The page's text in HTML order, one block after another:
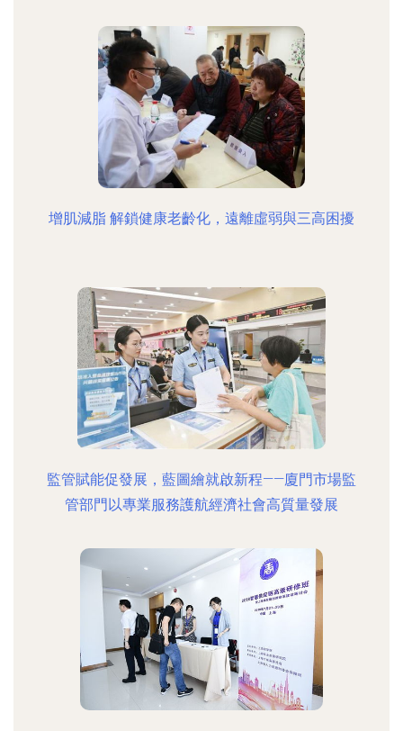
增肌減脂 解鎖健康老齡化，遠離虛弱與三高困擾
監管賦能促發展，藍圖繪就啟新程——廈門市場監
管部門以專業服務護航經濟社會高質量發展